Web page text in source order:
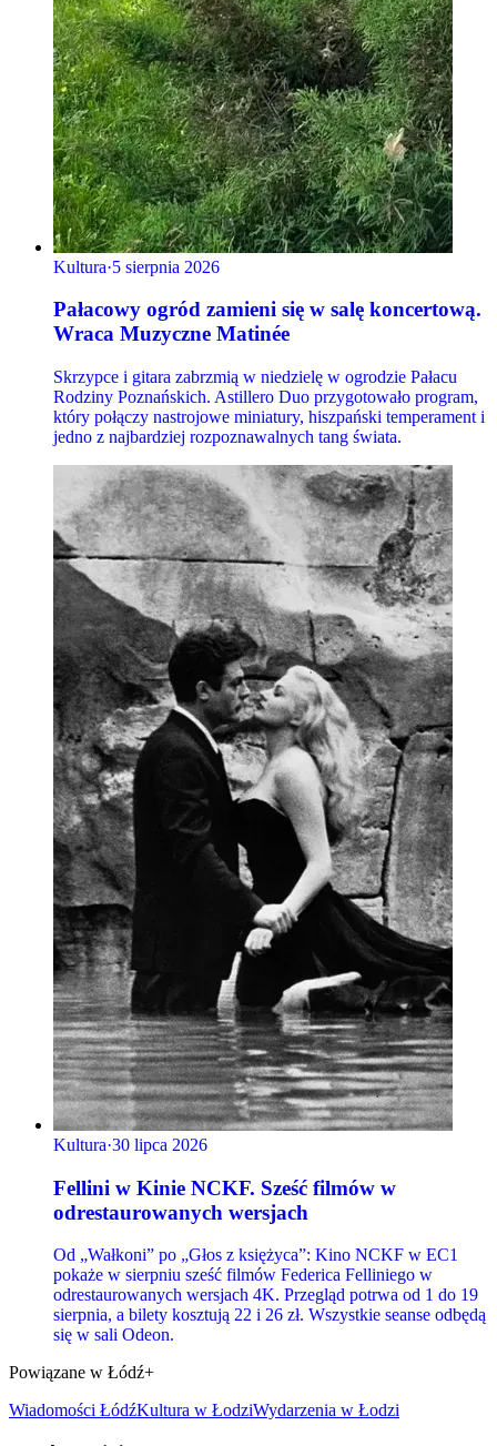
Kultura·5 sierpnia 2026
Pałacowy ogród zamieni się w salę koncertową.
Wraca Muzyczne Matinée
Skrzypce i gitara zabrzmią w niedzielę w ogrodzie Pałacu
Rodziny Poznańskich. Astillero Duo przygotowało program,
który połączy nastrojowe miniatury, hiszpański temperament i
jedno z najbardziej rozpoznawalnych tang świata.
Kultura·30 lipca 2026
Fellini w Kinie NCKF. Sześć filmów w
odrestaurowanych wersjach
Od „Wałkoni” po „Głos z księżyca”: Kino NCKF w EC1
pokaże w sierpniu sześć filmów Federica Felliniego w
odrestaurowanych wersjach 4K. Przegląd potrwa od 1 do 19
sierpnia, a bilety kosztują 22 i 26 zł. Wszystkie seanse odbędą
się w sali Odeon.
Powiązane w Łódź+
Wiadomości ŁódźKultura w ŁodziWydarzenia w Łodzi